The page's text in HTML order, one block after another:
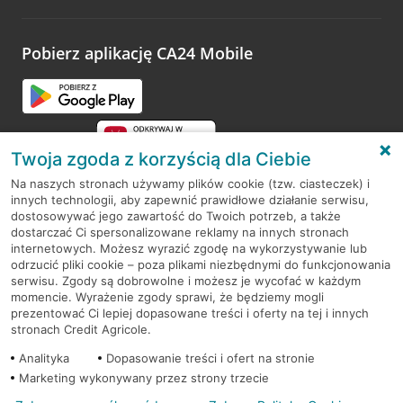
opinie.
Pobierz aplikację CA24 Mobile
RODO
Regulamin serwisu
Mapa serwisu
PolitykaCookies
Twoja zgoda z korzyścią dla Ciebie
Na naszych stronach używamy plików cookie (tzw. ciasteczek) i
innych technologii, aby zapewnić prawidłowe działanie serwisu,
dostosowywać jego zawartość do Twoich potrzeb, a także
dostarczać Ci spersonalizowane reklamy na innych stronach
internetowych. Możesz wyrazić zgodę na wykorzystywanie lub
odrzucić pliki cookie – poza plikami niezbędnymi do funkcjonowania
serwisu. Zgody są dobrowolne i możesz je wycofać w każdym
momencie. Wyrażenie zgody sprawi, że będziemy mogli
prezentować Ci lepiej dopasowane treści i oferty na tej i innych
stronach Credit Agricole.
Analityka
Dopasowanie treści i ofert na stronie
Marketing wykonywany przez strony trzecie